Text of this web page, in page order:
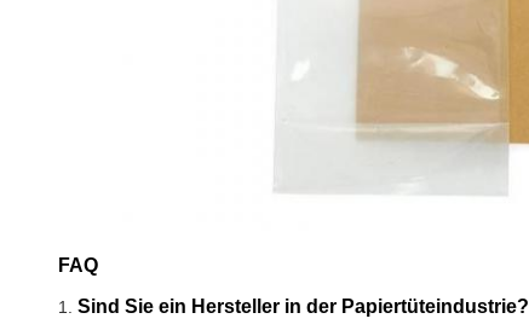
FAQ
1. Sind Sie ein Hersteller in der Papiertüteindustrie?